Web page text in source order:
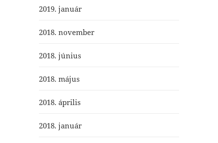
2019. január
2018. november
2018. június
2018. május
2018. április
2018. január